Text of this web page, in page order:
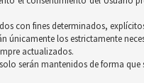
con fines determinados,
los estrictamente
actualizados.
serán mantenidos de forma